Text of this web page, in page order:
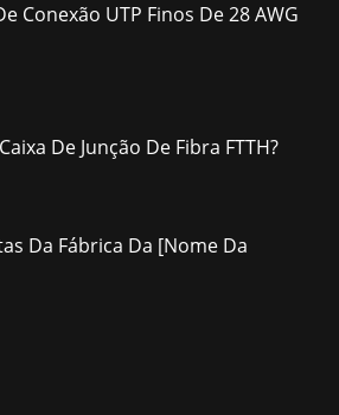
Conexão UTP Finos De 28 AWG
De Junção De Fibra FTTH?
Da Fábrica Da [nome Da